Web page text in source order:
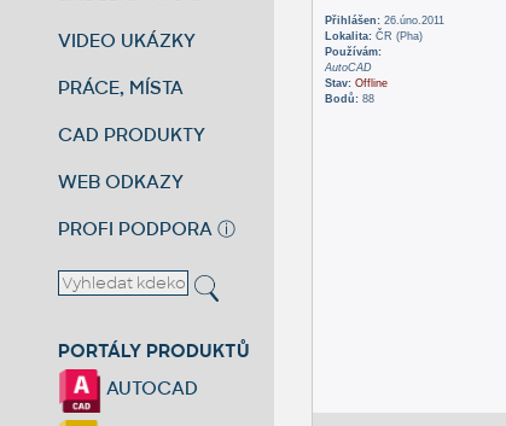
VIDEO UKÁZKY
PRÁCE, MÍSTA
CAD PRODUKTY
WEB ODKAZY
PROFI PODPORA ⓘ
PORTÁLY PRODUKTŮ
AUTOCAD
Přihlášen:26.úno.2011
Lokalita:ČR (Pha)
Používám:
AutoCAD
Stav: Offline
Bodů:88